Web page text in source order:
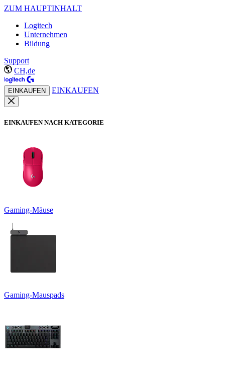
ZUM HAUPTINHALT
Logitech
Unternehmen
Bildung
Support
CH,de
EINKAUFEN EINKAUFEN
EINKAUFEN NACH KATEGORIE
Gaming-Mäuse
Gaming-Mauspads